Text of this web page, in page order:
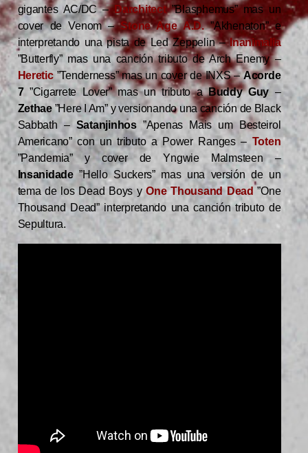
gigantes AC/DC –Darchitect”Blasphemus” mas un
cover de Venom –Stone Age A.D.”Akhenaton” e
interpretando una pista de Led Zeppelin – Inanimalia
”Butterfly” mas una canción tributo de Arch Enemy –
Heretic”Tenderness” mas un cover de INXS –Acorde
7”Cigarrete Lover” mas un tributo aBuddy Guy –
Zethae”Here I Am” y versionando una canción de Black
Sabbath –Satanjinhos”Apenas Mais um Besteirol
Americano” con un tributo a Power Ranges – Toten
”Pandemia” y cover de Yngwie Malmsteen –
Insanidade”Hello Suckers” mas una versión de un
tema de los Dead Boys yOne Thousand Dead ”One
Thousand Dead” interpretando una canción tributo de
Sepultura.